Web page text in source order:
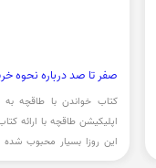
صفر تا صد درباره نحوه
کتاب خواندن با طاقچه
اپلیکیشن طاقچه با ارائه
این روزا بسیار محبوب
کتاب از طاقچه خواهیم